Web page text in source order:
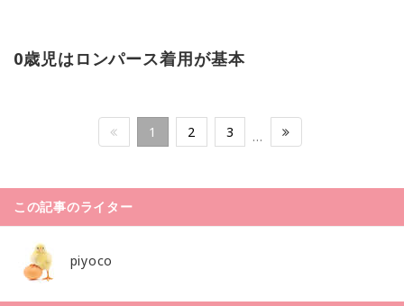
0歳児はロンパース着用が基本
1 2 3 …
この記事のライター
piyoco